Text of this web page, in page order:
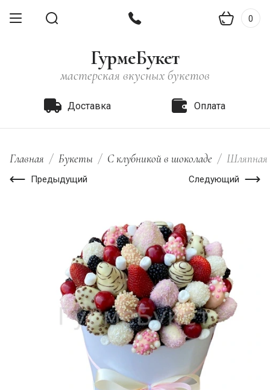
0
ГурмеБукет
мастерская вкусных букетов
Доставка Оплата
Главная / Букеты / С клубникой в шоколаде / Шляпная
Предыдущий Следующий